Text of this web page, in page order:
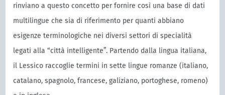
rinviano a questo concetto per fornire così una base di dati
multilingue che sia di riferimento per quanti abbiano
esigenze terminologiche nei diversi settori di specialità
legati alla “città intelligente”. Partendo dalla lingua italiana,
il Lessico raccoglie termini in sette lingue romanze (italiano,
catalano, spagnolo, francese, galiziano, portoghese, romeno)